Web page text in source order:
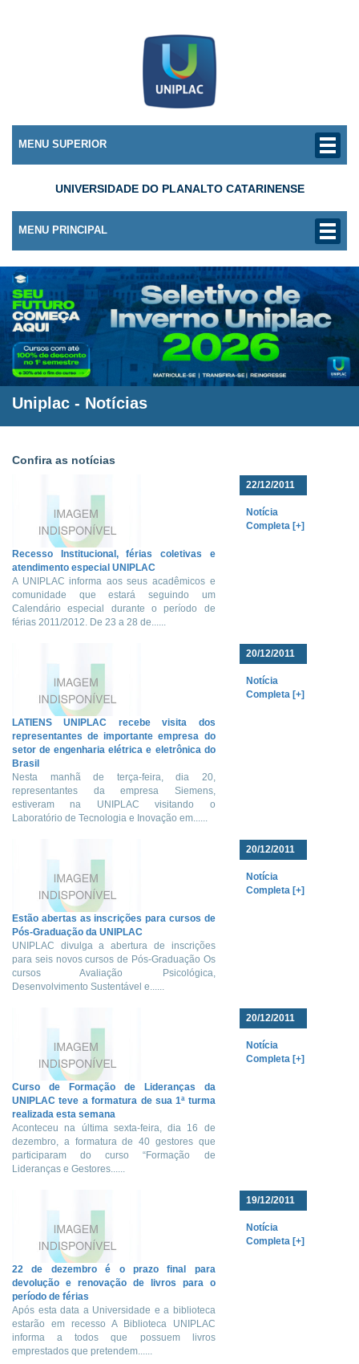
MENU SUPERIOR
UNIVERSIDADE DO PLANALTO CATARINENSE
MENU PRINCIPAL
Uniplac - Notícias
Confira as notícias
Recesso Institucional, férias coletivas e
atendimento especial UNIPLAC
A UNIPLAC informa aos seus acadêmicos e
comunidade que estará seguindo um
Calendário especial durante o período de
férias 2011/2012. De 23 a 28 de......
22/12/2011
Notícia
Completa [+]
LATIENS UNIPLAC recebe visita dos
representantes de importante empresa do
setor de engenharia elétrica e eletrônica do
Brasil
Nesta manhã de terça-feira, dia 20,
representantes da empresa Siemens,
estiveram na UNIPLAC visitando o
Laboratório de Tecnologia e Inovação em......
20/12/2011
Notícia
Completa [+]
Estão abertas as inscrições para cursos de
Pós-Graduação da UNIPLAC
UNIPLAC divulga a abertura de inscrições
para seis novos cursos de Pós-Graduação Os
cursos Avaliação Psicológica,
Desenvolvimento Sustentável e......
20/12/2011
Notícia
Completa [+]
Curso de Formação de Lideranças da
UNIPLAC teve a formatura de sua 1ª turma
realizada esta semana
Aconteceu na última sexta-feira, dia 16 de
dezembro, a formatura de 40 gestores que
participaram do curso “Formação de
Lideranças e Gestores......
20/12/2011
Notícia
Completa [+]
22 de dezembro é o prazo final para
devolução e renovação de livros para o
período de férias
Após esta data a Universidade e a biblioteca
estarão em recesso A Biblioteca UNIPLAC
informa a todos que possuem livros
emprestados que pretendem......
19/12/2011
Notícia
Completa [+]